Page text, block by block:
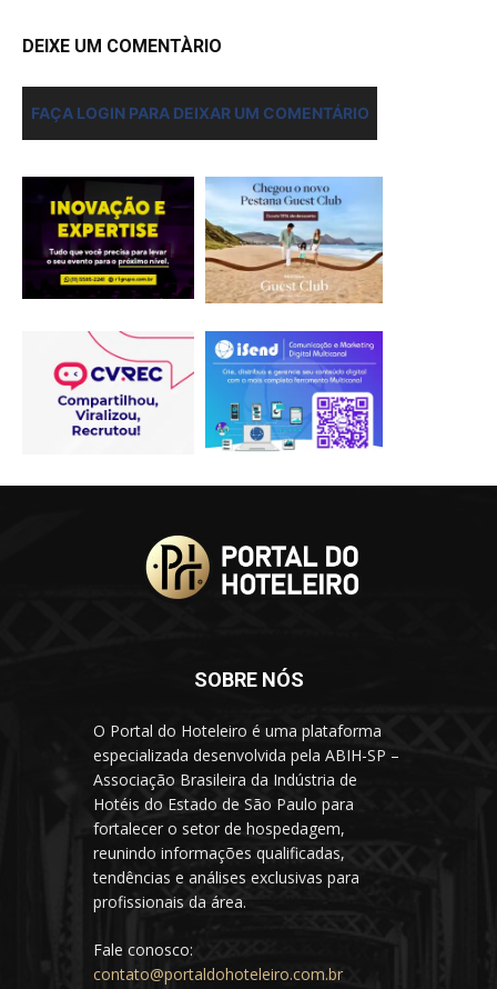
DEIXE UM COMENTÀRIO
FAÇA LOGIN PARA DEIXAR UM COMENTÁRIO
SOBRE NÓS
O Portal do Hoteleiro é uma plataforma
especializada desenvolvida pela ABIH-SP –
Associação Brasileira da Indústria de
Hotéis do Estado de São Paulo para
fortalecer o setor de hospedagem,
reunindo informações qualificadas,
tendências e análises exclusivas para
profissionais da área.
Fale conosco:
contato@portaldohoteleiro.com.br